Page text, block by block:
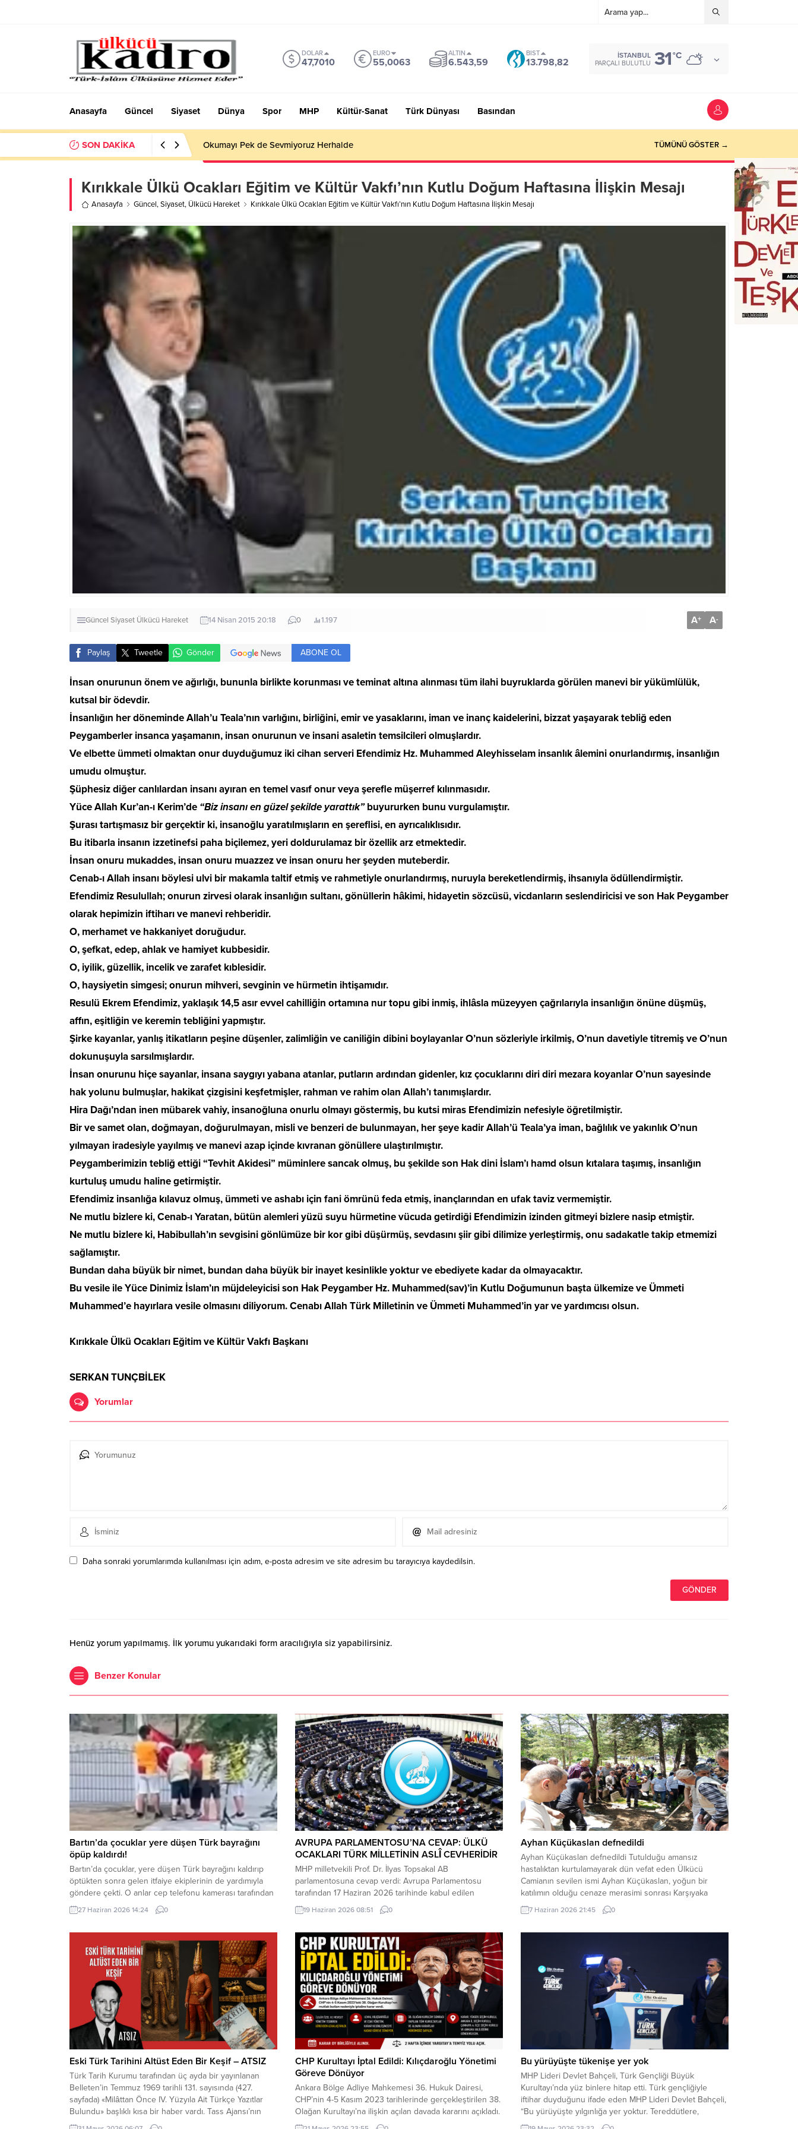
DOLAR
47,7010
EURO
55,0063
ALTIN
6.543,59
BIST
13.798,82
İSTANBUL
PARÇALI BULUTLU 31°C
Anasayfa Güncel Siyaset Dünya Spor MHP Kültür-Sanat Türk Dünyası Basından
SON DAKİKA Okumayı Pek de Sevmiyoruz Herhalde TÜMÜNÜ GÖSTER →
Kırıkkale Ülkü Ocakları Eğitim ve Kültür Vakfı’nın Kutlu Doğum Haftasına İlişkin Mesajı
Anasayfa Güncel,Siyaset, Ülkücü Hareket Kırıkkale Ülkü Ocakları Eğitim ve Kültür Vakfı’nın Kutlu Doğum Haftasına İlişkin Mesajı
Güncel Siyaset Ülkücü Hareket 14 Nisan 2015 20:18 0 1.197 A+ A-
Paylaş Tweetle Gönder ABONE OL
İnsan onurunun önem ve ağırlığı, bununla birlikte korunması ve teminat altına alınması tüm ilahi buyruklarda görülen manevi bir yükümlülük,
kutsal bir ödevdir.
İnsanlığın her döneminde Allah’u Teala’nın varlığını, birliğini, emir ve yasaklarını, iman ve inanç kaidelerini, bizzat yaşayarak tebliğ eden
Peygamberler insanca yaşamanın, insan onurunun ve insani asaletin temsilcileri olmuşlardır.
Ve elbette ümmeti olmaktan onur duyduğumuz iki cihan serveri Efendimiz Hz. Muhammed Aleyhisselam insanlık âlemini onurlandırmış, insanlığın
umudu olmuştur.
Şüphesiz diğer canlılardan insanı ayıran en temel vasıf onur veya şerefle müşerref kılınmasıdır.
Yüce Allah Kur’an-ı Kerim’de “Biz insanı en güzel şekilde yarattık”buyururken bunu vurgulamıştır.
Şurası tartışmasız bir gerçektir ki, insanoğlu yaratılmışların en şereflisi, en ayrıcalıklısıdır.
Bu itibarla insanın izzetinefsi paha biçilemez, yeri doldurulamaz bir özellik arz etmektedir.
İnsan onuru mukaddes, insan onuru muazzez ve insan onuru her şeyden muteberdir.
Cenab-ı Allah insanı böylesi ulvi bir makamla taltif etmiş ve rahmetiyle onurlandırmış, nuruyla bereketlendirmiş, ihsanıyla ödüllendirmiştir.
Efendimiz Resulullah; onurun zirvesi olarak insanlığın sultanı, gönüllerin hâkimi, hidayetin sözcüsü, vicdanların seslendiricisi ve son Hak Peygamber
olarak hepimizin iftiharı ve manevi rehberidir.
O, merhamet ve hakkaniyet doruğudur.
O, şefkat, edep, ahlak ve hamiyet kubbesidir.
O, iyilik, güzellik, incelik ve zarafet kıblesidir.
O, haysiyetin simgesi; onurun mihveri, sevginin ve hürmetin ihtişamıdır.
Resulü Ekrem Efendimiz, yaklaşık 14,5 asır evvel cahilliğin ortamına nur topu gibi inmiş, ihlâsla müzeyyen çağrılarıyla insanlığın önüne düşmüş,
affın, eşitliğin ve keremin tebliğini yapmıştır.
Şirke kayanlar, yanlış itikatların peşine düşenler, zalimliğin ve caniliğin dibini boylayanlar O’nun sözleriyle irkilmiş, O’nun davetiyle titremiş ve O’nun
dokunuşuyla sarsılmışlardır.
İnsan onurunu hiçe sayanlar, insana saygıyı yabana atanlar, putların ardından gidenler, kız çocuklarını diri diri mezara koyanlar O’nun sayesinde
hak yolunu bulmuşlar, hakikat çizgisini keşfetmişler, rahman ve rahim olan Allah’ı tanımışlardır.
Hira Dağı’ndan inen mübarek vahiy, insanoğluna onurlu olmayı göstermiş, bu kutsi miras Efendimizin nefesiyle öğretilmiştir.
Bir ve samet olan, doğmayan, doğurulmayan, misli ve benzeri de bulunmayan, her şeye kadir Allah’ü Teala’ya iman, bağlılık ve yakınlık O’nun
yılmayan iradesiyle yayılmış ve manevi azap içinde kıvranan gönüllere ulaştırılmıştır.
Peygamberimizin tebliğ ettiği “Tevhit Akidesi” müminlere sancak olmuş, bu şekilde son Hak dini İslam’ı hamd olsun kıtalara taşımış, insanlığın
kurtuluş umudu haline getirmiştir.
Efendimiz insanlığa kılavuz olmuş, ümmeti ve ashabı için fani ömrünü feda etmiş, inançlarından en ufak taviz vermemiştir.
Ne mutlu bizlere ki, Cenab-ı Yaratan, bütün alemleri yüzü suyu hürmetine vücuda getirdiği Efendimizin izinden gitmeyi bizlere nasip etmiştir.
Ne mutlu bizlere ki, Habibullah’ın sevgisini gönlümüze bir kor gibi düşürmüş, sevdasını şiir gibi dilimize yerleştirmiş, onu sadakatle takip etmemizi
sağlamıştır.
Bundan daha büyük bir nimet, bundan daha büyük bir inayet kesinlikle yoktur ve ebediyete kadar da olmayacaktır.
Bu vesile ile Yüce Dinimiz İslam’ın müjdeleyicisi son Hak Peygamber Hz. Muhammed(sav)’in Kutlu Doğumunun başta ülkemize ve Ümmeti
Muhammed’e hayırlara vesile olmasını diliyorum. Cenabı Allah Türk Milletinin ve Ümmeti Muhammed’in yar ve yardımcısı olsun.
Kırıkkale Ülkü Ocakları Eğitim ve Kültür Vakfı Başkanı
SERKAN TUNÇBİLEK
Yorumlar
Daha sonraki yorumlarımda kullanılması için adım, e-posta adresim ve site adresim bu tarayıcıya kaydedilsin.
Henüz yorum yapılmamış. İlk yorumu yukarıdaki form aracılığıyla siz yapabilirsiniz.
Benzer Konular
Bartın’da çocuklar yere düşen Türk bayrağını
öpüp kaldırdı!
Bartın’da çocuklar, yere düşen Türk bayrağını kaldırıp
öptükten sonra gelen itfaiye ekiplerinin de yardımıyla
göndere çekti. O anlar cep telefonu kamerası tarafından
kaydedildi. Yerden kaldırıp öptüler Kemerköprü
Mahallesi’nde dün akşam saatlerinde Cumhuriyet Parkı
nedeniyle ipinin kopmasıyla yere düştü. Bu sırada parkta
oynayan çocuklar yere...
27 Haziran 2026 14:24 0
AVRUPA PARLAMENTOSU’NA CEVAP: ÜLKÜ
OCAKLARI TÜRK MİLLETİNİN ASLÎ CEVHERİDİR
MHP milletvekili Prof. Dr. İlyas Topsakal AB
parlamentosuna cevap verdi: Avrupa Parlamentosu
tarafından 17 Haziran 2026 tarihinde kabul edilen
Türkiye Raporu, teknik bir ilerleme belgesi olmaktan
ziyade, Türkiye-AB ilişkilerinin gerilimli fay hatlarını
alan bir siyasi pozisyon belgesi niteliğindedir. Raporun
içeriği, Türkiye’nin iç siyasi dengelerine...
19 Haziran 2026 08:51 0
Ayhan Küçükaslan defnedildi
Ayhan Küçükaslan defnedildi Tutulduğu amansız
hastalıktan kurtulamayarak dün vefat eden Ülkücü
Camianın sevilen ismi Ayhan Küçükaslan, yoğun bir
katılımın olduğu cenaze merasimi sonrası Karşıyaka
Mezarlığına defnedildi. Küçükaslan’ın cenazesine katılan
eş-dost akraba ve arkadaşlarından helallik alındı.
rahmet ve mağfiretler, yakınları...
7 Haziran 2026 21:45 0
Eski Türk Tarihini Altüst Eden Bir Keşif – ATSIZ
Türk Tarih Kurumu tarafından üç ayda bir yayınlanan
Belleten’in Temmuz 1969 tarihli 131. sayısında (427.
sayfada) «Milâttan Önce IV. Yüzyıla Ait Türkçe Yazıtlar
Bulundu» başlıklı kısa bir haber vardı. Tass Ajansı’nın
Alma Ata kaynaklı bir haberinde, bu yazıtlarda yapılan
CHP Kurultayı İptal Edildi: Kılıçdaroğlu Yönetimi
Göreve Dönüyor
Ankara Bölge Adliye Mahkemesi 36. Hukuk Dairesi,
CHP’nin 4-5 Kasım 2023 tarihlerinde gerçekleştirilen 38.
Olağan Kurultayı’na ilişkin açılan davada kararını açıkladı.
Mahkeme, kurultayın “mutlak butlan” gerekçesiyle
Bu yürüyüşte tükenişe yer yok
MHP Lideri Devlet Bahçeli, Türk Gençliği Büyük
Kurultayı’nda yüz binlere hitap etti. Türk gençliğiyle
iftihar duyduğunu ifade eden MHP Lideri Devlet Bahçeli,
“Bu yürüyüşte yılgınlığa yer yoktur. Tereddütlere,
teslimiyete, tükenişe yer yoktur” dedi. MHP Lideri Devlet